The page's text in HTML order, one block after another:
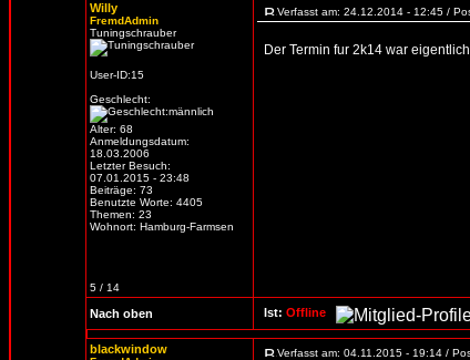
Willy
FremdAdmin
Tuningschrauber
User-ID:15
Geschlecht:
Alter: 68
Anmeldungsdatum:
18.03.2006
Letzter Besuch:
07.01.2015 - 23:48
Beiträge: 73
Benutzte Worte: 4405
Themen: 23
Wohnort: Hamburg-Farmsen
5 / 14
Verfasst am: 24.12.2014 - 12:45 /
Der Termin fur 2k14 war
Nach oben Ist: Offline
blackwindow Verfasst am: 04.11.2015 - 19:14 /